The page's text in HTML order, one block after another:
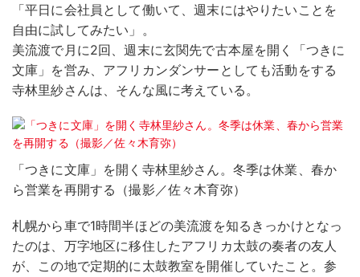
「平日に会社員として働いて、週末にはやりたいことを
自由に試してみたい」。
美流渡で月に2回、週末に玄関先で古本屋を開く「つきに
文庫」を営み、アフリカンダンサーとしても活動をする
寺林里紗さんは、そんな風に考えている。
「つきに文庫」を開く寺林里紗さん。冬季は休業、春か
ら営業を再開する（撮影／佐々木育弥）
札幌から車で1時間半ほどの美流渡を知るきっかけとなっ
たのは、万字地区に移住したアフリカ太鼓の奏者の友人
が、この地で定期的に太鼓教室を開催していたこと。参